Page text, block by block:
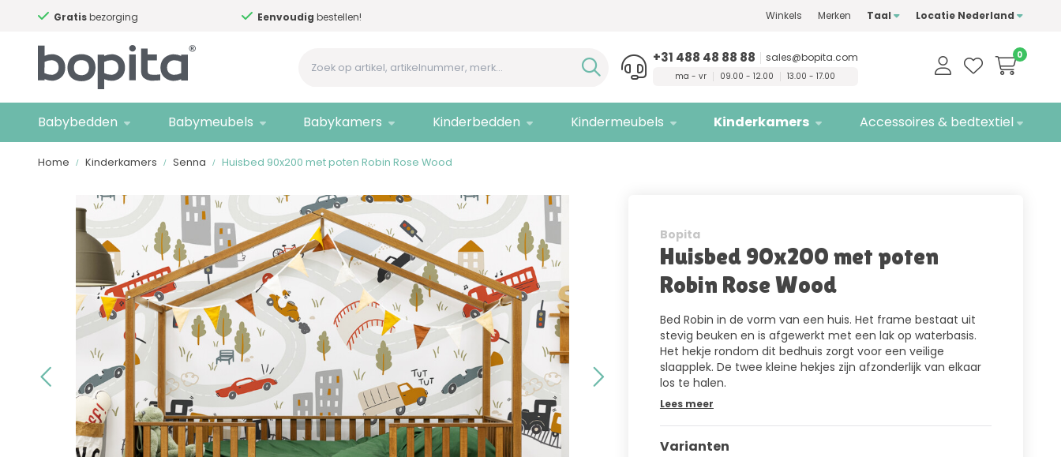
Gratisbezorging Eenvoudig bestellen! kwaliteitsmerken Gratis bezorging
Winkels Merken Taal Locatie Nederland
0
+31 488 48 88 88 sales@bopita.com
ma - vr 09.00 - 12.00 13.00 - 17.00
Babybedden Babymeubels Babykamers Kinderbedden Kindermeubels Kinderkamers Accessoires & bedtextiel
Home Kinderkamers Senna Huisbed 90x200 met poten Robin Rose Wood
Bopita
Huisbed 90x200 met poten
Robin Rose Wood
Bed Robin in de vorm van een huis. Het frame bestaat uit
stevig beuken en is afgewerkt met een lak op waterbasis.
Het hekje rondom dit bedhuis zorgt voor een veilige
slaapplek. De twee kleine hekjes zijn afzonderlijk van elkaar
los te halen.
Lees meer
Varianten